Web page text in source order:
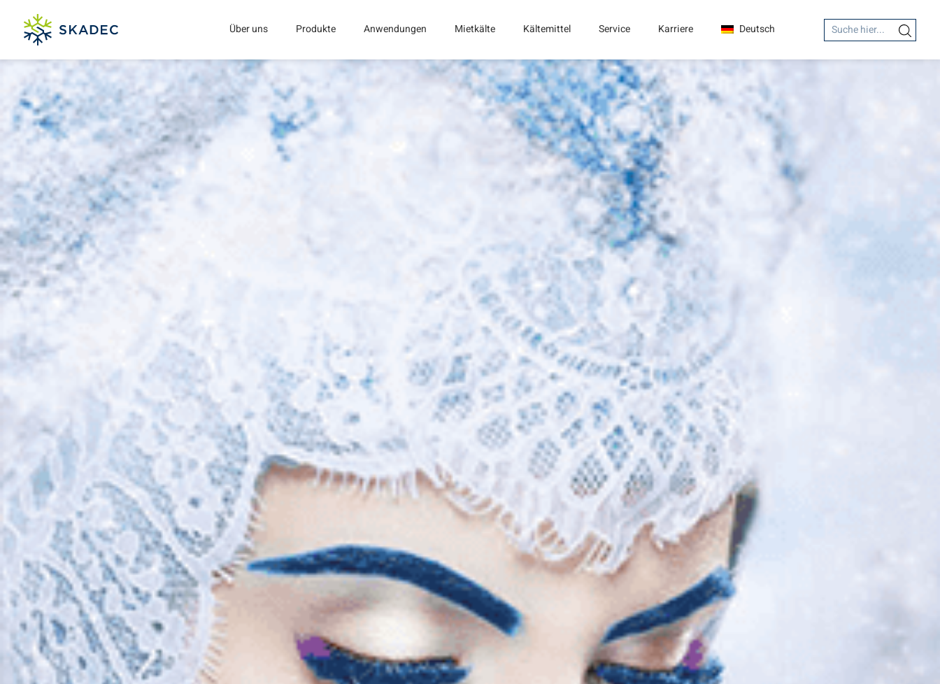
Über uns Produkte Anwendungen Mietkälte Kältemittel Service Karriere Deutsch Search
for: Search Button